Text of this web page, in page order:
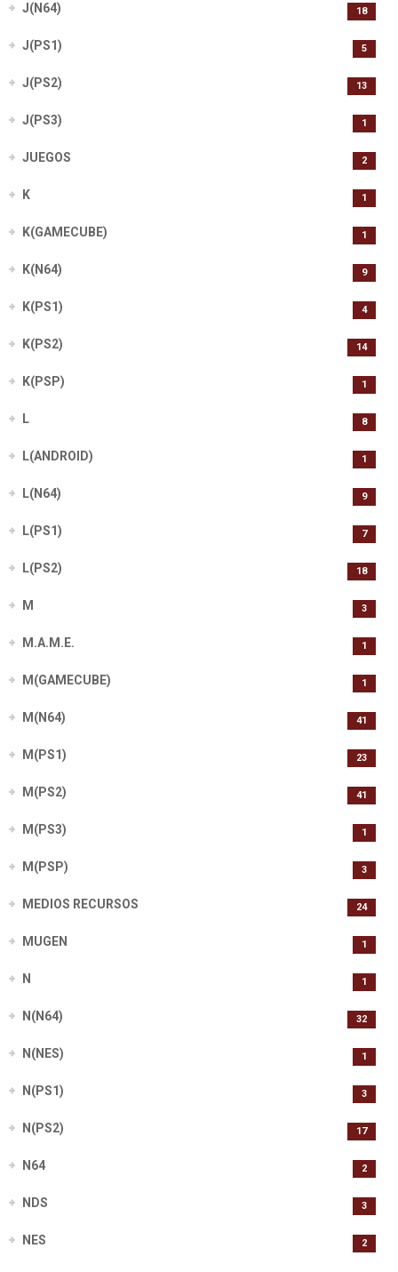
J(N64) 18
J(PS1) 5
J(PS2) 13
J(PS3) 1
JUEGOS 2
K 1
K(GAMECUBE) 1
K(N64) 9
K(PS1) 4
K(PS2) 14
K(PSP) 1
L 8
L(ANDROID) 1
L(N64) 9
L(PS1) 7
L(PS2) 18
M 3
M.A.M.E. 1
M(GAMECUBE) 1
M(N64) 41
M(PS1) 23
M(PS2) 41
M(PS3) 1
M(PSP) 3
MEDIOS RECURSOS 24
MUGEN 1
N 1
N(N64) 32
N(NES) 1
N(PS1) 3
N(PS2) 17
N64 2
NDS 3
NES 2